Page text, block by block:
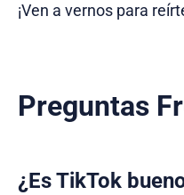
¡Ven a vernos para
Preguntas
¿Es TikTok